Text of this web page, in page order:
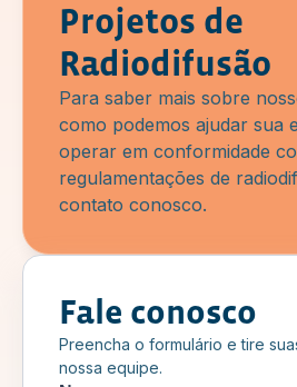
Projetos de
Radiodifusão
Para saber mais sobre
como podemos ajudar sua
operar em conformidade
regulamentações de
contato conosco.
Fale conosco
Preencha o formulário e tire
nossa equipe.